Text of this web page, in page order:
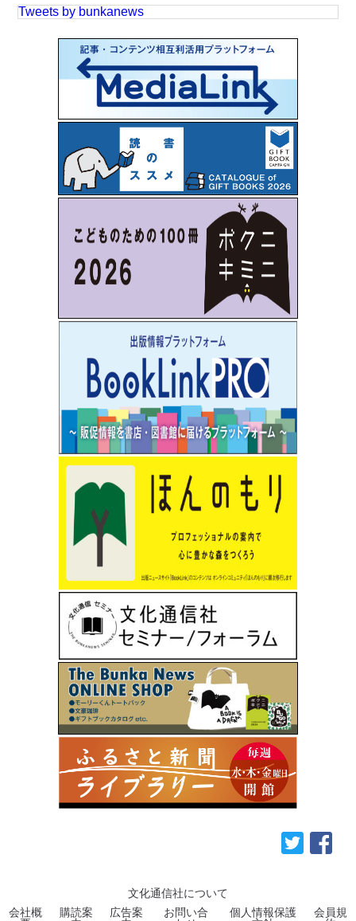
Tweets by bunkanews
文化通信社について
会社概
購読案
広告案
お問い合
個人情報保護
会員規